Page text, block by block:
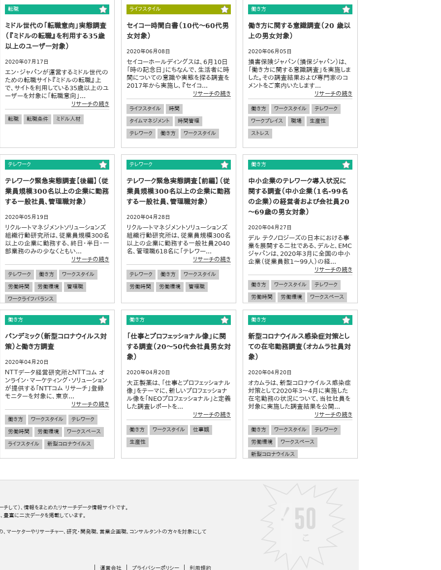
転職
ミドル世代の「転職意向」実態調査
（『ミドルの転職』を利用する35歳
以上のユーザー対象）
2020年07月17日
エン・ジャパンが運営するミドル世代の
ための転職サイト『ミドルの転職』上
で、サイトを利用している35歳以上のユ
ーザーを対象に「転職意向」...
リサーチの続き
転職 転職条件 ミドル人材
ライフスタイル
セイコー時間白書（10代～60代男
女対象）
2020年06月08日
セイコーホールディングスは、6月10日
「時の記念日」にちなんで、生活者に時
間についての意識や実態を探る調査を
2017年から実施し、『セイコ...
リサーチの続き
ライフスタイル
時間
タイムマネジメント
時間管理
テレワーク
働き方 ワークスタイル
働き方
働き方に関する意識調査（20 歳以
上の男女対象）
2020年06月05日
損害保険ジャパン（損保ジャパン）は、
「働き方に関する意識調査」を実施しま
した。その調査結果および専門家のコ
メントをご案内いたします...
リサーチの続き
働き方 ワークスタイル
テレワーク
ワークプレイス
職場
生産性
ストレス
テレワーク
テレワーク緊急実態調査【後編】（従
業員規模300名以上の企業に勤務
する一般社員、管理職対象）
2020年05月19日
リクルートマネジメントソリューションズ
組織行動研究所は、従業員規模300名
以上の企業に勤務する、終日・半日・一
部業務のみの少なくともい...
リサーチの続き
テレワーク 働き方
ワークスタイル
労働時間
労働環境
管理職
ワークライフバランス
テレワーク
テレワーク緊急実態調査【前編】（従
業員規模300名以上の企業に勤務
する一般社員、管理職対象）
2020年04月28日
リクルートマネジメントソリューションズ
組織行動研究所は、従業員規模300名
以上の企業に勤務する一般社員2040
名、管理職618名に「テレワー...
リサーチの続き
テレワーク 働き方
ワークスタイル
労働時間
労働環境 管理職
働き方
中小企業のテレワーク導入状況に
関する調査（中小企業（1名-99名
の企業）の経営者および会社員20
～69歳の男女対象）
2020年04月27日
デル テクノロジーズの日本における事
業を展開する二社である、デルと、EMC
ジャパンは、2020年3月に全国の中小
企業（従業員数1～99人）の経...
リサーチの続き
働き方 ワークスタイル
テレワーク
労働時間
労働環境
ワークスペース
中小企業
企業経営
働き方
パンデミック（新型コロナウイルス対
策）と働き方調査
2020年04月20日
ＮＴＴデータ経営研究所とＮＴＴコム オ
ンライン・マーケティング・ソリューション
が提供する「NTTコム リサーチ」登録
モニターを対象に、東京...
リサーチの続き
働き方 ワークスタイル
テレワーク
労働時間
労働環境
ワークスペース
ライフスタイル
新型コロナウイルス
働き方
「仕事とプロフェッショナル像」に関
する調査（20～50代会社員男女対
象）
2020年04月20日
大正製薬は、「仕事とプロフェッショナル
像」をテーマに、新しいプロフェッショナ
ル像を「NEOプロフェッショナル」と定義
した調査レポートを...
リサーチの続き
働き方 ワークスタイル
仕事観
生産性
働き方
新型コロナウイルス感染症対策とし
ての在宅勤務調査（オカムラ社員対
象）
2020年04月20日
オカムラは、新型コロナウイルス感染症
対策として2020年3～4月に実施した
在宅勤務の状況について、当社社員を
対象に実施した調査結果を公開...
リサーチの続き
働き方 ワークスタイル
テレワーク
労働環境
ワークスペース
新型コロナウイルス
して）、情報をまとめたリサーチデータ情報サイトです。
富に二次データを掲載しています。
マーケターやリサーチャー、研究・開発職、営業企画職、コンサルタントの方々を対象にして
利用規約
プライバシーポリシー
運営会社